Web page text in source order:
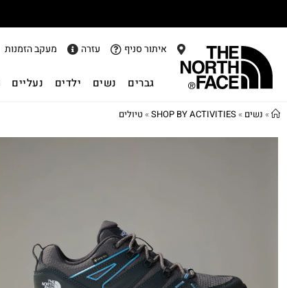
איתור סניף עזרה מעקב הזמנות
גברים נשים ילדים נעליים
» נשים »
SHOP BY ACTIVITIES
»טיולים